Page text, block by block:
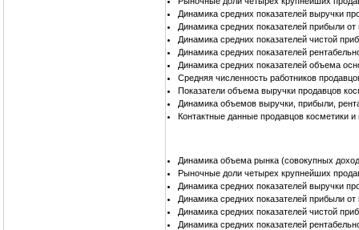
Динамика средних показателей выручки
Динамика средних показателей прибыли
Динамика средних показателей чистой
Динамика средних показателей
Динамика средних показателей объема
Средняя численность работников
Показатели объема выручки продавцов
Динамика объемов выручки, прибыли,
Контактные данные продавцов косметики
Динамика объема рынка (совокупных
Рыночные доли четырех крупнейших
Динамика средних показателей выручки
Динамика средних показателей прибыли
Динамика средних показателей чистой
Динамика средних показателей